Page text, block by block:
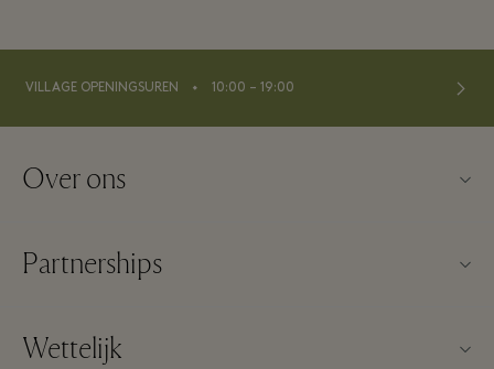
VILLAGE OPENINGSUREN ⬩ 10:00 – 19:00
Over ons
Over Maasmechelen Village
Partnerships
Een partner worden
Wettelijk